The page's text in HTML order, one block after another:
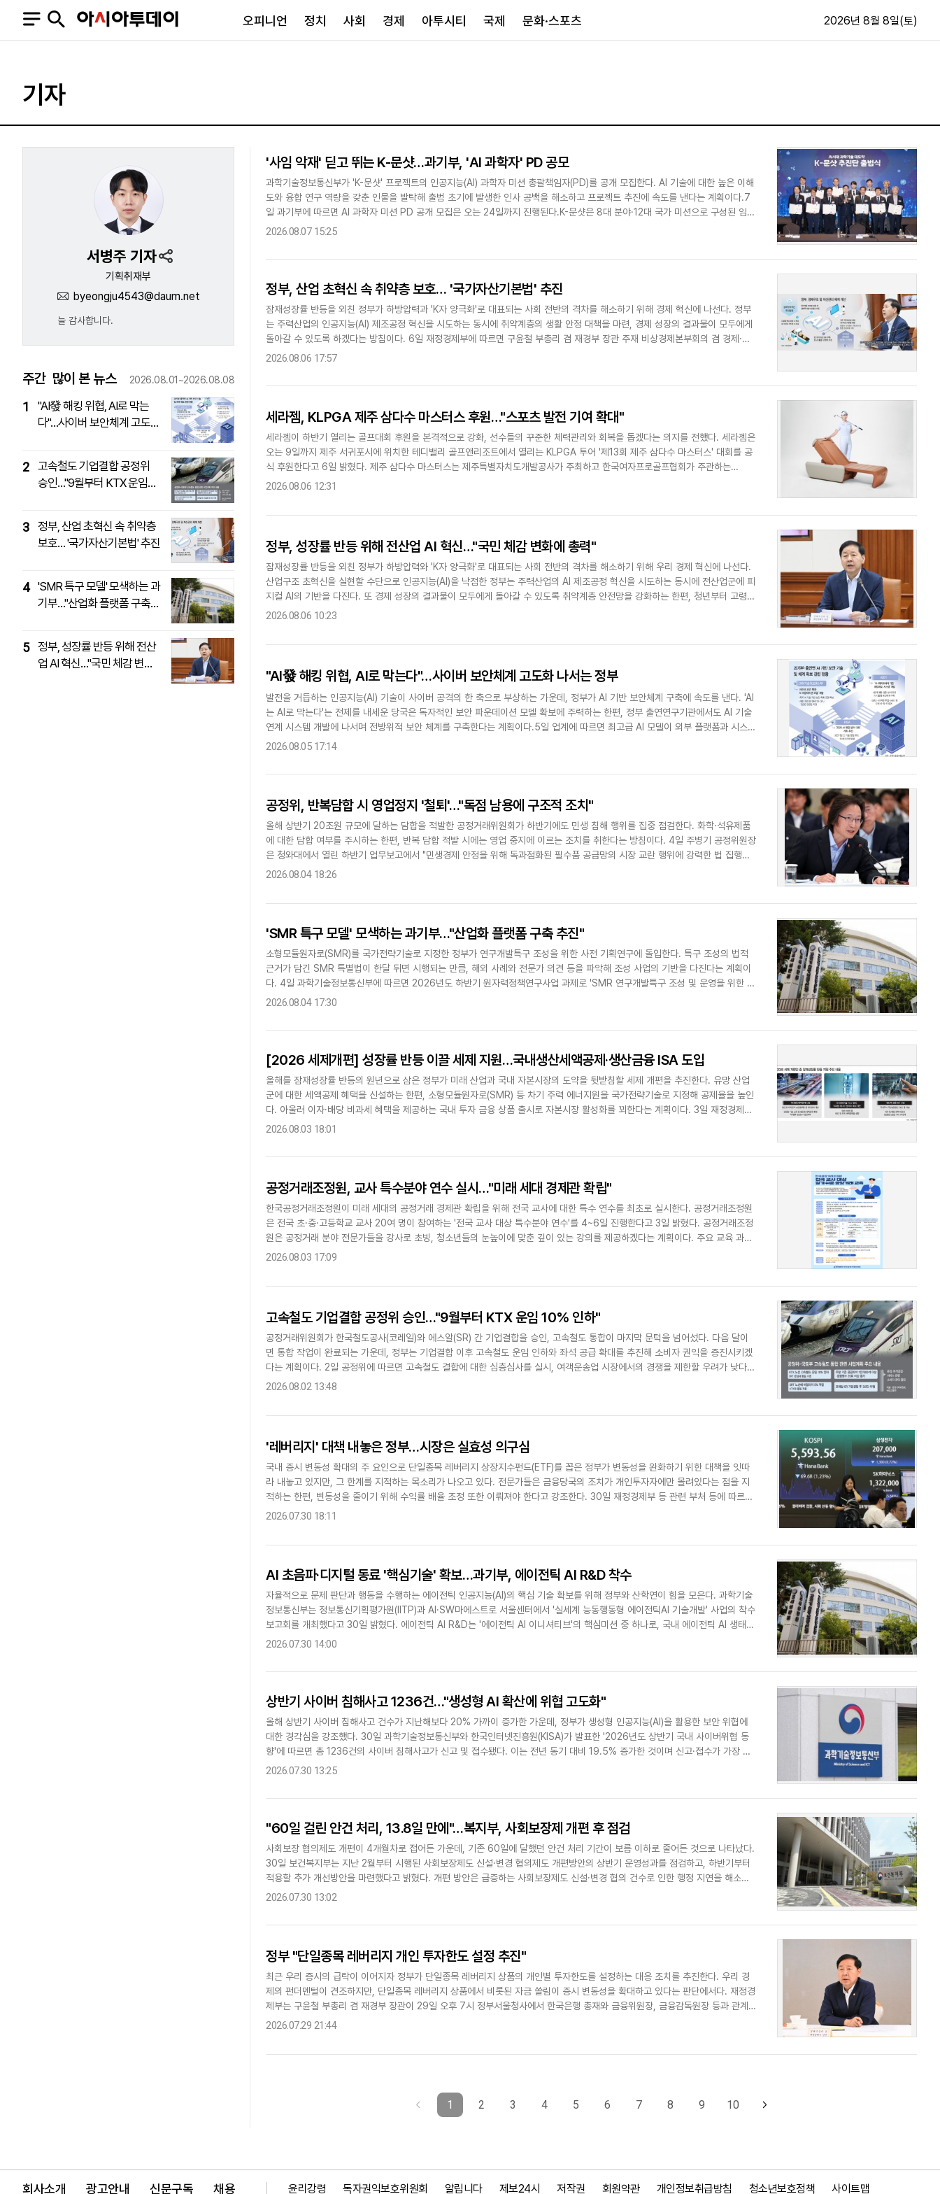
사설
외교
국방
정부
교육·행정
노동·복지·환경
보건·의학
산업
IT·과학
부동산
세종·충청
영남
호남
유럽
중동·아프리카
문화
종교
지면보기
구독신청
First Edition
후원하기
제보24시
알립니다
뉴스스탠드 네이버블로그 아투TV(유튜브) 페이스북 인스타그램
패밀리사이트 마켓파워 아투TV 대학동문골프최강전
오피니언 정치 사회 경제 아투시티 국제 문화·스포츠 2026년 8월 8일(토)
기자
서병주 기자
기획취재부
byeongju4543@daum.net
늘 감사합니다.
주간 많이 본 뉴스 2026.08.01~2026.08.08
1
"AI發 해킹 위협, AI로 막는
다"…사이버 보안체계 고도화
2 고속철도 기업결합 공정위
승인…"9월부터 KTX 운임
3 정부, 산업 초혁신 속 취약층
보호… '국가자산기본법' 추진
4 'SMR 특구 모델' 모색하는 과
기부…"산업화 플랫폼 구축
5 정부, 성장률 반등 위해 전산
업 AI 혁신…"국민 체감 변화
'사임 악재' 딛고 뛰는 K-문샷…과기부, 'AI 과학자' PD 공모
과학기술정보통신부가 'K-문샷' 프로젝트의 인공지능(AI) 과학자 미션 총괄책임자(PD)를 공개 모집한다. AI 기술에 대한 높은 이해
도와 융합 연구 역량을 갖춘 인물을 발탁해 출범 초기에 발생한 인사 공백을 해소하고 프로젝트 추진에 속도를 낸다는 계획이다.7
일 과기부에 따르면 AI 과학자 미션 PD 공개 모집은 오는 24일까지 진행된다.K-문샷은 8대 분야·12대 국가 미션으로 구성된 임무
형 연구개발(R&..
2026.08.07 15:25
정부, 산업 초혁신 속 취약층 보호… '국가자산기본법' 추진
잠재성장률 반등을 외친 정부가 하방압력과 'K자 양극화'로 대표되는 사회 전반의 격차를 해소하기 위해 경제 혁신에 나선다. 정부
는 주력산업의 인공지능(AI) 제조공정 혁신을 시도하는 동시에 취약계층의 생활 안정 대책을 마련, 경제 성장의 결과물이 모두에게
돌아갈 수 있도록 하겠다는 방침이다. 6일 재정경제부에 따르면 구윤철 부총리 겸 재경부 장관 주재 비상경제본부회의 겸 경제·구
조혁신 관계장관회의에서 관계부처..
2026.08.06 17:57
세라젬, KLPGA 제주 삼다수 마스터스 후원…"스포츠 발전 기여 확대"
세라젬이 하반기 열리는 골프대회 후원을 본격적으로 강화, 선수들의 꾸준한 체력관리와 회복을 돕겠다는 의지를 전했다. 세라젬은
오는 9일까지 제주 서귀포시에 위치한 테디밸리 골프앤리조트에서 열리는 KLPGA 투어 '제13회 제주 삼다수 마스터스' 대회를 공
식 후원한다고 6일 밝혔다. 제주 삼다수 마스터스는 제주특별자치도개발공사가 주최하고 한국여자프로골프협회가 주관하는
2026.08.06 12:31
정부, 성장률 반등 위해 전산업 AI 혁신…"국민 체감 변화에 총력"
잠재성장률 반등을 외친 정부가 하방압력와 'K자 양극화'로 대표되는 사회 전반의 격차를 해소하기 위해 우리 경제 혁신에 나선다.
산업구조 초혁신을 실현할 수단으로 인공지능(AI)을 낙점한 정부는 주력산업의 AI 제조공정 혁신을 시도하는 동시에 전산업군에 피
지컬 AI의 기반을 다진다. 또 경제 성장의 결과물이 모두에게 돌아갈 수 있도록 취약계층 안전망을 강화하는 한편, 청년부터 고령층
을 아우르는 자산형성 지원을 추진한..
2026.08.06 10:23
"AI發 해킹 위협, AI로 막는다"…사이버 보안체계 고도화 나서는 정부
발전을 거듭하는 인공지능(AI) 기술이 사이버 공격의 한 축으로 부상하는 가운데, 정부가 AI 기반 보안체계 구축에 속도를 낸다. 'AI
는 AI로 막는다'는 전제를 내세운 당국은 독자적인 보안 파운데이션 모델 확보에 주력하는 한편, 정부 출연연구기관에서도 AI 기술
연계 시스템 개발에 나서며 전방위적 보안 체계를 구축한다는 계획이다.5일 업계에 따르면 최고급 AI 모델이 외부 플랫폼과 시스템
을 무단으로 해킹한 사..
2026.08.05 17:14
공정위, 반복담합 시 영업정지 '철퇴'…"독점 남용에 구조적 조치"
올해 상반기 20조원 규모에 달하는 담합을 적발한 공정거래위원회가 하반기에도 민생 침해 행위를 집중 점검한다. 화학·석유제품
에 대한 담합 여부를 주시하는 한편, 반복 담합 적발 시에는 영업 중지에 이르는 조치를 취한다는 방침이다. 4일 주병기 공정위원장
은 청와대에서 열린 하반기 업무보고에서 "민생경제 안정을 위해 독과점화된 필수품 공급망의 시장 교란 행위에 강력한 법 집행이
지속돼야 한다"며 "독점력을 남용한 반복적..
2026.08.04 18:26
'SMR 특구 모델' 모색하는 과기부…"산업화 플랫폼 구축 추진"
소형모듈원자로(SMR)를 국가전략기술로 지정한 정부가 연구개발특구 조성을 위한 사전 기획연구에 돌입한다. 특구 조성의 법적
근거가 담긴 SMR 특별법이 한달 뒤면 시행되는 만큼, 해외 사례와 전문가 의견 등을 파악해 조성 사업의 기반을 다진다는 계획이
다. 4일 과학기술정보통신부에 따르면 2026년도 하반기 원자력정책연구사업 과제로 'SMR 연구개발특구 조성 및 운영을 위한 기
획 연구'가 선정, 오는 14일까지 공모가..
2026.08.04 17:30
[2026 세제개편] 성장률 반등 이끌 세제 지원…국내생산세액공제·생산금융 ISA 도입
올해를 잠재성장률 반등의 원년으로 삼은 정부가 미래 산업과 국내 자본시장의 도약을 뒷받침할 세제 개편을 추진한다. 유망 산업
군에 대한 세액공제 혜택을 신설하는 한편, 소형모듈원자로(SMR) 등 차기 주력 에너지원을 국가전략기술로 지정해 공제율을 높인
다. 아울러 이자·배당 비과세 혜택을 제공하는 국내 투자 금융 상품 출시로 자본시장 활성화를 꾀한다는 계획이다. 3일 재정경제부
등 관계부처에 따르면 정부는 잠재성장률 반..
2026.08.03 18:01
공정거래조정원, 교사 특수분야 연수 실시…"미래 세대 경제관 확립"
한국공정거래조정원이 미래 세대의 공정거래 경제관 확립을 위해 전국 교사에 대한 특수 연수를 최초로 실시한다. 공정거래조정원
은 전국 초·중·고등학교 교사 20여 명이 참여하는 '전국 교사 대상 특수분야 연수'를 4~6일 진행한다고 3일 밝혔다. 공정거래조정
원은 공정거래 분야 전문가들을 강사로 초빙, 청소년들의 눈높이에 맞춘 깊이 있는 강의를 제공하겠다는 계획이다. 주요 교육 과정
은 △교복 입찰 담합 사례로 보는 카르텔..
2026.08.03 17:09
고속철도 기업결합 공정위 승인…"9월부터 KTX 운임 10% 인하"
공정거래위원회가 한국철도공사(코레일)와 에스알(SR) 간 기업결합을 승인, 고속철도 통합이 마지막 문턱을 넘어섰다. 다음 달이
면 통합 작업이 완료되는 가운데, 정부는 기업결합 이후 고속철도 운임 인하와 좌석 공급 확대를 추진해 소비자 권익을 증진시키겠
다는 계획이다. 2일 공정위에 따르면 고속철도 결합에 대한 심층심사를 실시, 여객운송업 시장에서의 경쟁을 제한할 우려가 낮다고
판단했다. 이는 공기업 간 기업결합 사건..
2026.08.02 13:48
'레버리지' 대책 내놓은 정부…시장은 실효성 의구심
국내 증시 변동성 확대의 주 요인으로 단일종목 레버리지 상장지수펀드(ETF)를 꼽은 정부가 변동성을 완화하기 위한 대책을 잇따
라 내놓고 있지만, 그 한계를 지적하는 목소리가 나오고 있다. 전문가들은 금융당국의 조치가 개인투자자에만 몰려있다는 점을 지
적하는 한편, 변동성을 줄이기 위해 수익률 배율 조정 또한 이뤄져야 한다고 강조한다. 30일 재정경제부 등 관련 부처 등에 따르면
당국이 단일종목 레버리지 상품에 대한 기..
2026.07.30 18:11
AI 초음파·디지털 동료 '핵심기술' 확보…과기부, 에이전틱 AI R&D 착수
자율적으로 문제 판단과 행동을 수행하는 에이전틱 인공지능(AI)의 핵심 기술 확보를 위해 정부와 산학연이 힘을 모은다. 과학기술
정보통신부는 정보통신기획평가원(IITP)과 AI·SW마에스트로 서울센터에서 '실세계 능동행동형 에이전틱AI 기술개발' 사업의 착수
보고회를 개최했다고 30일 밝혔다. 에이전틱 AI R&D는 '에이전틱 AI 이니셔티브'의 핵심미션 중 하나로, 국내 에이전틱 AI 생태계
실행 기반을 구축하기 위해..
2026.07.30 14:00
상반기 사이버 침해사고 1236건…"생성형 AI 확산에 위협 고도화"
올해 상반기 사이버 침해사고 건수가 지난해보다 20% 가까이 증가한 가운데, 정부가 생성형 인공지능(AI)을 활용한 보안 위협에
대한 경각심을 강조했다. 30일 과학기술정보통신부와 한국인터넷진흥원(KISA)가 발표한 '2026년도 상반기 국내 사이버위협 동
향'에 따르면 총 1236건의 사이버 침해사고가 신고 및 접수됐다. 이는 전년 동기 대비 19.5% 증가한 것이며 신고·접수가 가장 많
았던 지난해 하반기보다는 8...
2026.07.30 13:25
"60일 걸린 안건 처리, 13.8일 만에"…복지부, 사회보장제 개편 후 점검
사회보장 협의제도 개편이 4개월차로 접어든 가운데, 기존 60일에 달했던 안건 처리 기간이 보름 이하로 줄어든 것으로 나타났다.
30일 보건복지부는 지난 2월부터 시행된 사회보장제도 신설·변경 협의제도 개편방안의 상반기 운영성과를 점검하고, 하반기부터
적용할 추가 개선방안을 마련했다고 밝혔다. 개편 방안은 급증하는 사회보장제도 신설·변경 협의 건수로 인한 행정 지연을 해소하
고 지방정부가 지역 특성에 맞는 제도를 설계..
2026.07.30 13:02
정부 "단일종목 레버리지 개인 투자한도 설정 추진"
최근 우리 증시의 급락이 이어지자 정부가 단일종목 레버리지 상품의 개인별 투자한도를 설정하는 대응 조치를 추진한다. 우리 경
제의 펀더멘털이 견조하지만, 단일종목 레버리지 상품에서 비롯된 자금 쏠림이 증시 변동성을 확대하고 있다는 판단에서다. 재정경
제부는 구윤철 부총리 겸 재경부 장관이 29일 오후 7시 정부서울청사에서 한국은행 총재와 금융위원장, 금융감독원장 등과 관계
기관 합동 긴급 시장상황점검회의를 개최했다고 밝혔..
2026.07.29 21:44
1 2 3 4 5 6 7 8 9 10
회사소개 광고안내 신문구독 채용 윤리강령 독자권익보호위원회 알립니다 제보24시 저작권 회원약관 개인정보취급방침 청소년보호정책 사이트맵